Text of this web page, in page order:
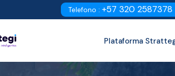
Telefono :+57 320 2587378
Plataforma